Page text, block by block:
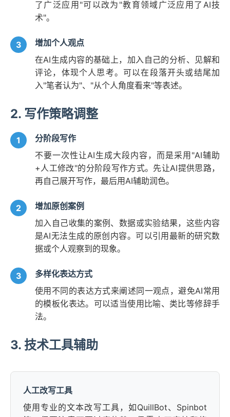
了广泛应用"可以改为"教育领域广泛应用了AI技
术"。
增加个人观点
在AI生成内容的基础上，加入自己的分析、见解和
评论，体现个人思考。可以在段落开头或结尾加
入"笔者认为"、"从个人角度看来"等表述。
2. 写作策略调整
分阶段写作
不要一次性让AI生成大段内容，而是采用"AI辅助
+人工修改"的分阶段写作方式。先让AI提供思路，
再自己展开写作，最后用AI辅助润色。
增加原创案例
加入自己收集的案例、数据或实验结果，这些内容
是AI无法生成的原创内容。可以引用最新的研究数
据或个人观察到的现象。
多样化表达方式
使用不同的表达方式来阐述同一观点，避免AI常用
的模板化表达。可以适当使用比喻、类比等修辞手
法。
3. 技术工具辅助
人工改写工具
使用专业的文本改写工具，如QuillBot、Spinbot